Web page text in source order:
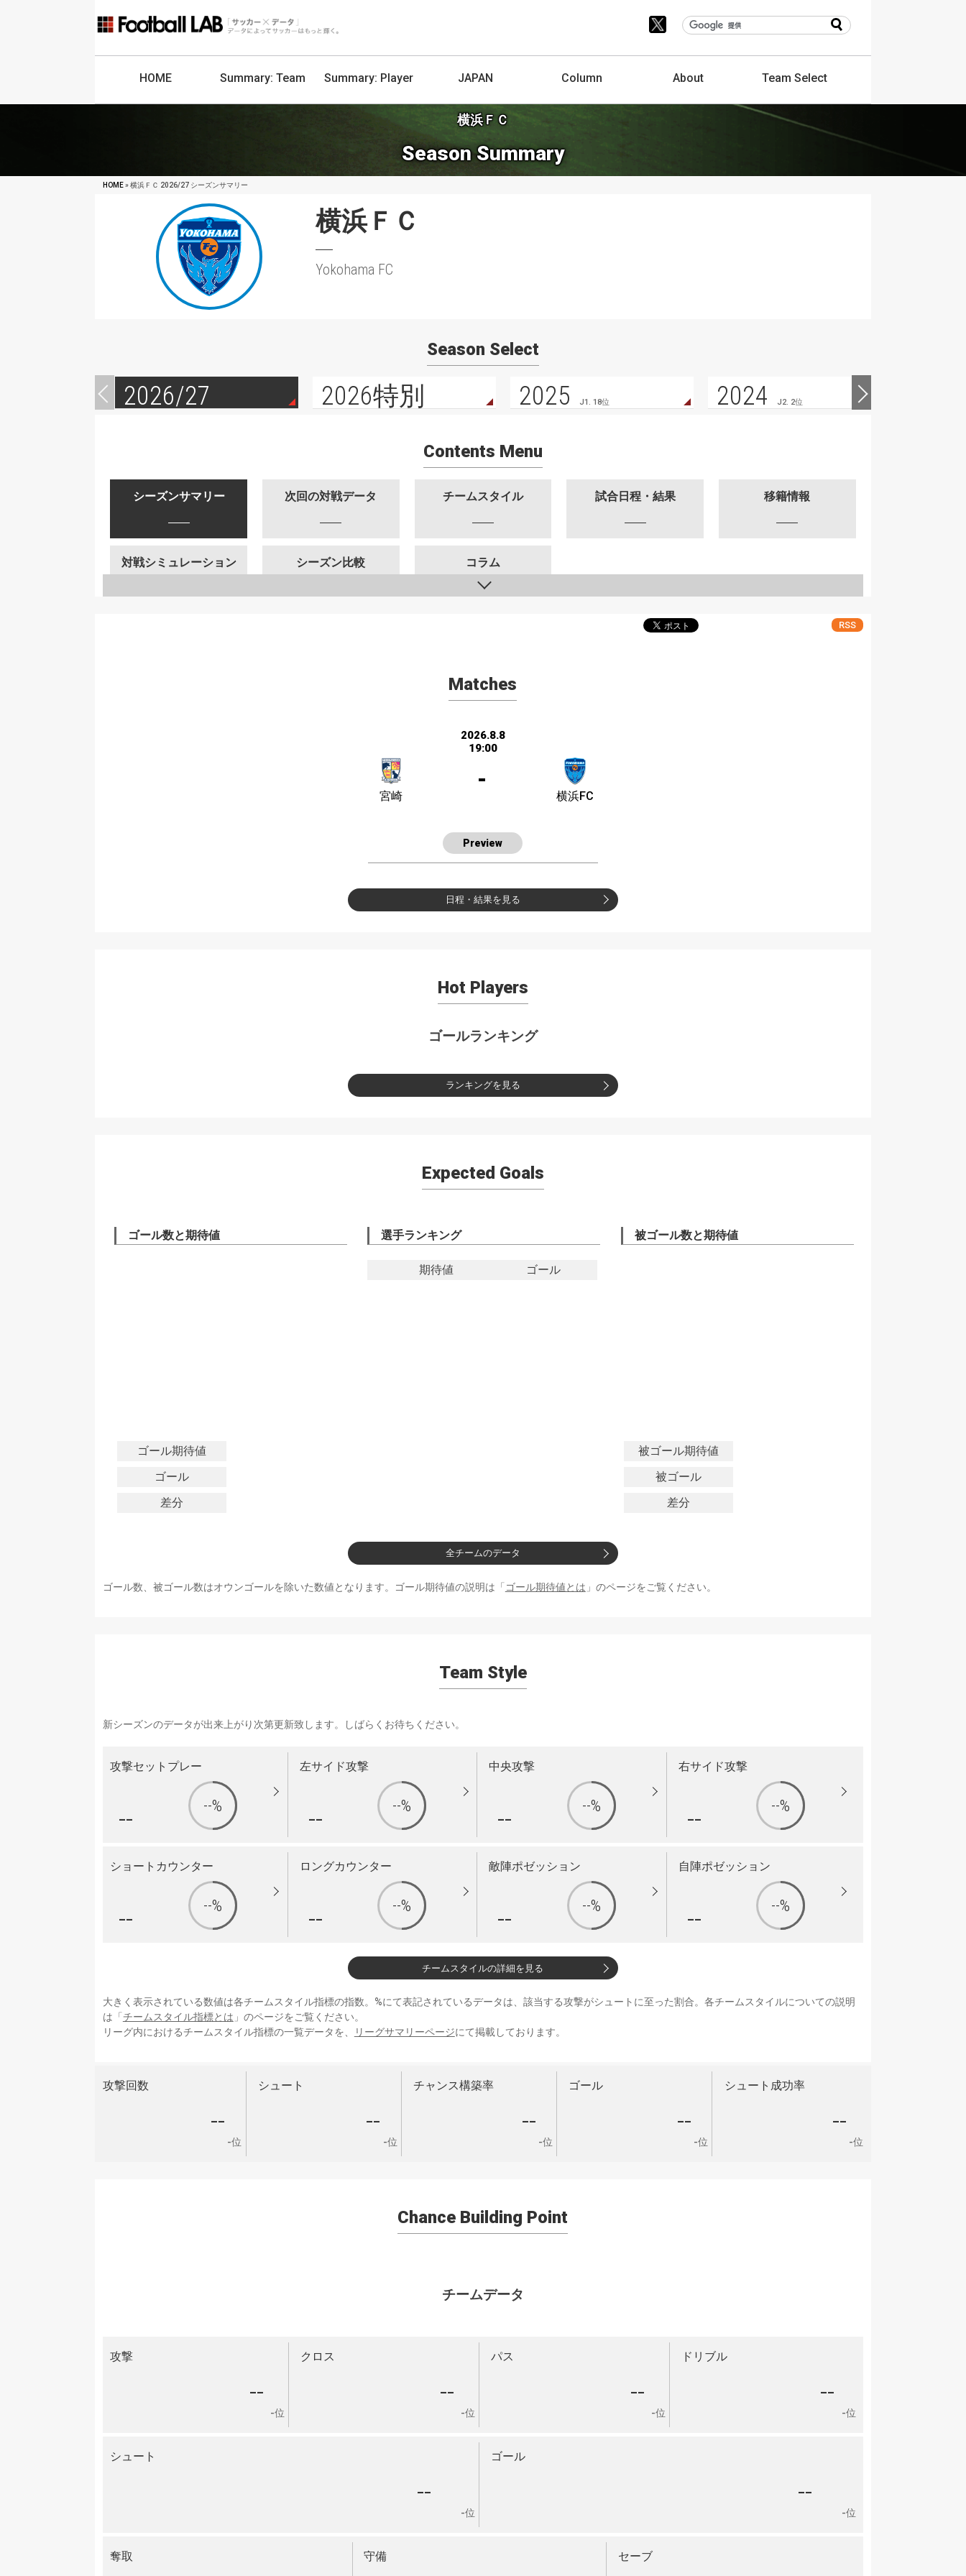
HOME Summary: Team Summary: Player JAPAN Column About TeamSelect
横浜ＦＣ
Season Summary
HOME» 横浜ＦＣ 2026/27 シーズンサマリー
横浜ＦＣ
Yokohama FC
Season Select
2026/27 2026特別 2025 J1. 18位 2024 J2. 2位
Contents Menu
シーズンサマリー 次回の対戦データ チームスタイル 試合日程・結果 移籍情報
対戦シミュレーション シーズン比較 コラム
RSS
Matches
2026.8.8
19:00
-
宮崎 横浜FC
Preview
日程・結果を見る
Hot Players
ゴールランキング
ランキングを見る
Expected Goals
ゴール数と期待値
ゴール期待値
ゴール
差分
選手ランキング
期待値 ゴール
被ゴール数と期待値
被ゴール期待値
被ゴール
差分
全チームのデータ
ゴール数、被ゴール数はオウンゴールを除いた数値となります。ゴール期待値の説明は「 ゴール期待値とは 」のページをご覧ください。
Team Style
新シーズンのデータが出来上がり次第更新致します。しばらくお待ちください。
攻撃セットプレー
-- --%
左サイド攻撃
-- --%
中央攻撃
-- --%
右サイド攻撃
-- --%
ショートカウンター
-- --%
ロングカウンター
-- --%
敵陣ポゼッション
-- --%
自陣ポゼッション
-- --%
チームスタイルの詳細を見る
大きく表示されている数値は各チームスタイル指標の指数。%にて表記されているデータは、該当する攻撃がシュートに至った割合。各チームスタイルについての説明
は「 チームスタイル指標とは 」のページをご覧ください。
リーグ内におけるチームスタイル指標の一覧データを、
リーグサマリーページにて掲載しております。
攻撃回数
--
-位
シュート
--
-位
チャンス構築率
--
-位
ゴール
--
-位
シュート成功率
--
-位
Chance Building Point
チームデータ
攻撃
--
-位
クロス
--
-位
パス
--
-位
ドリブル
--
-位
シュート
--
-位
ゴール
--
-位
奪取 守備 セーブ